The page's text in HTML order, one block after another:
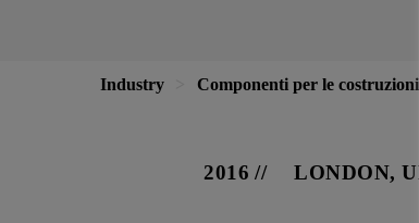
Industry Componenti per le costruzioni
2016 LONDON,